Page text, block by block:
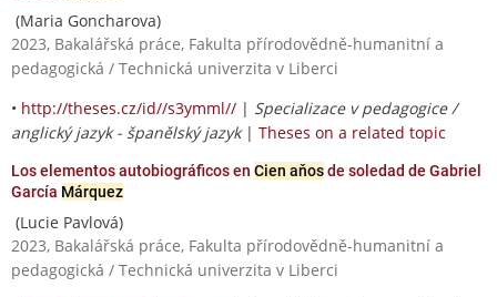
(Maria Goncharova)
2023, Bakalářská práce, Fakulta přírodovědně-humanitní a
pedagogická / Technická univerzita v Liberci
• http://theses.cz/id//s3ymml// | Specializace v pedagogice /
anglický jazyk - španělský jazyk| Theses on a related topic
Los elementos autobiográficos en Cien aňosde soledad de Gabriel
García Márquez
(Lucie Pavlová)
2023, Bakalářská práce, Fakulta přírodovědně-humanitní a
pedagogická / Technická univerzita v Liberci